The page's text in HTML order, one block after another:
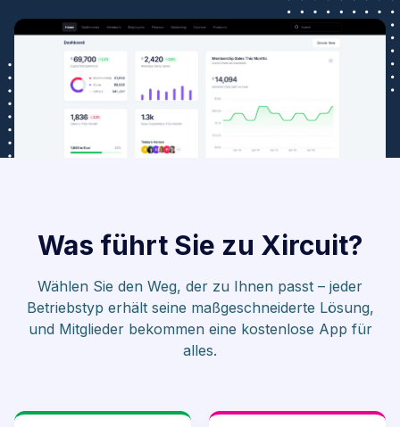
Was führt Sie zu Xircuit?
Wählen Sie den Weg, der zu Ihnen passt – jeder
Betriebstyp erhält seine maßgeschneiderte Lösung,
und Mitglieder bekommen eine kostenlose App für
alles.